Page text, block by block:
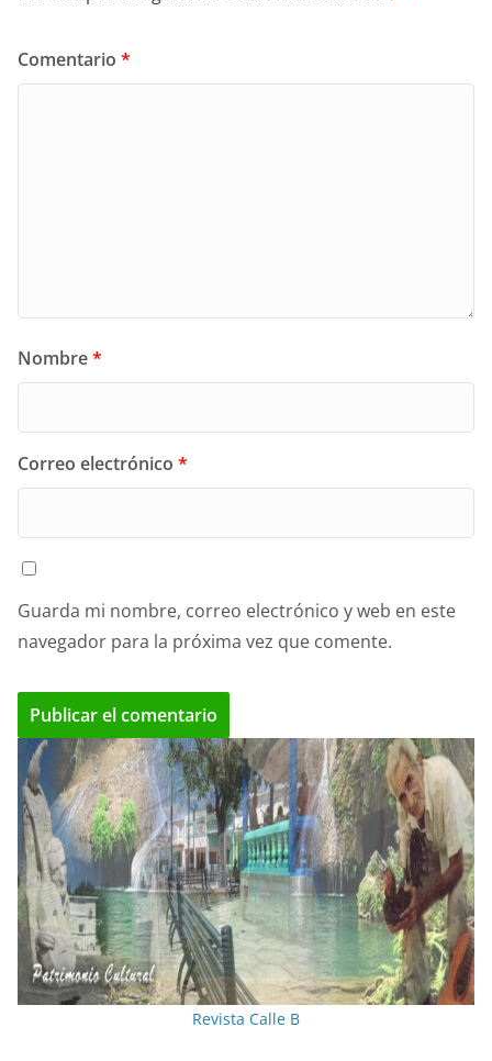
Comentario *
Nombre*
Correo electrónico *
Guarda mi nombre, correo electrónico y web en este
navegador para la próxima vez que comente.
Revista Calle B